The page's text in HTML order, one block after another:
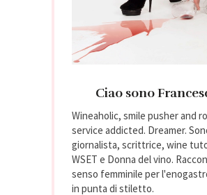
Ciao sono
Wineaholic, smile pusher and
service addicted. Dreamer.
giornalista, scrittrice, wine
WSET e Donna del vino.
senso femminile per
in punta di stiletto.